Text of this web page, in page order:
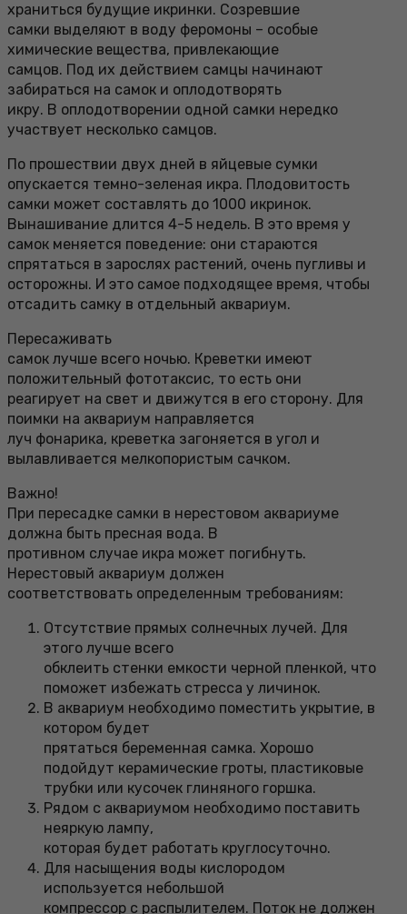
храниться будущие икринки. Созревшие
самки выделяют в воду феромоны – особые
химические вещества, привлекающие
самцов. Под их действием самцы начинают
забираться на самок и оплодотворять
икру. В оплодотворении одной самки нередко
участвует несколько самцов.
По прошествии двух дней в яйцевые сумки
опускается темно-зеленая икра. Плодовитость
самки может составлять до 1000 икринок.
Вынашивание длится 4-5 недель. В это время у
самок меняется поведение: они стараются
спрятаться в зарослях растений, очень пугливы и
осторожны. И это самое подходящее время, чтобы
отсадить самку в отдельный аквариум.
Пересаживать
самок лучше всего ночью. Креветки имеют
положительный фототаксис, то есть они
реагирует на свет и движутся в его сторону. Для
поимки на аквариум направляется
луч фонарика, креветка загоняется в угол и
вылавливается мелкопористым сачком.
Важно!
При пересадке самки в нерестовом аквариуме
должна быть пресная вода. В
противном случае икра может погибнуть.
Нерестовый аквариум должен
соответствовать определенным требованиям:
Отсутствие прямых солнечных лучей. Для
этого лучше всего
обклеить стенки емкости черной пленкой, что
поможет избежать стресса у личинок.
В аквариум необходимо поместить укрытие, в
котором будет
прятаться беременная самка. Хорошо
подойдут керамические гроты, пластиковые
трубки или кусочек глиняного горшка.
Рядом с аквариумом необходимо поставить
неяркую лампу,
которая будет работать круглосуточно.
Для насыщения воды кислородом
используется небольшой
компрессор с распылителем. Поток не должен